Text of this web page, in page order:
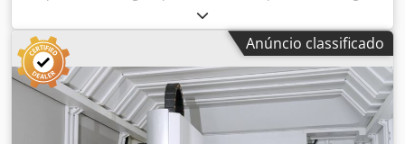
TIG, máquina de soldagem por inversor -sem embalagem
de mangueira Codpfxjdzwwnj Ap Aorf -Max. Poder de
soldagem: 250 A. -Refrigerado a ar -Incl. cabo de terra -
Válvula de gás -Dimensões: 370/720/H870 mm -Peso: 52 kg
Anúncio classificado